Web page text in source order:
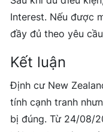
Interest. Nếu được
đầy đủ theo yêu
Kết luận
Định cư New
tính cạnh tranh
bị đúng. Từ 24/08/